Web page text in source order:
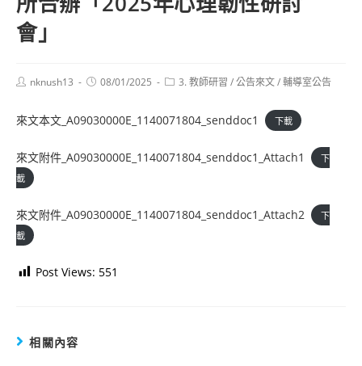
會」
Postnknush13
Post08/01/2025
Post3. 教師研習 /公告來文/輔導室公告
來文本文_A09030000E_1140071804_senddoc1 下載
來文附件_A09030000E_1140071804_senddoc1_Attach1
下
載
來文附件_A09030000E_1140071804_senddoc1_Attach2
下
載
Post Views: 551
相關內容